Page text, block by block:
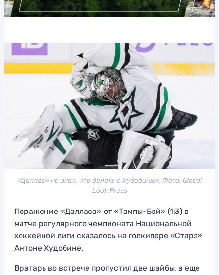
«Даллас» не знал, что делать с Худобиным. Фото: Global
Look Press
Поражение «Далласа» от «Тампы-Бэй» (1:3) в
матче регулярного чемпионата Национальной
хоккейной лиги сказалось на голкипере «Старз»
Антоне Худобине.
Вратарь во встрече пропустил две шайбы, а еще